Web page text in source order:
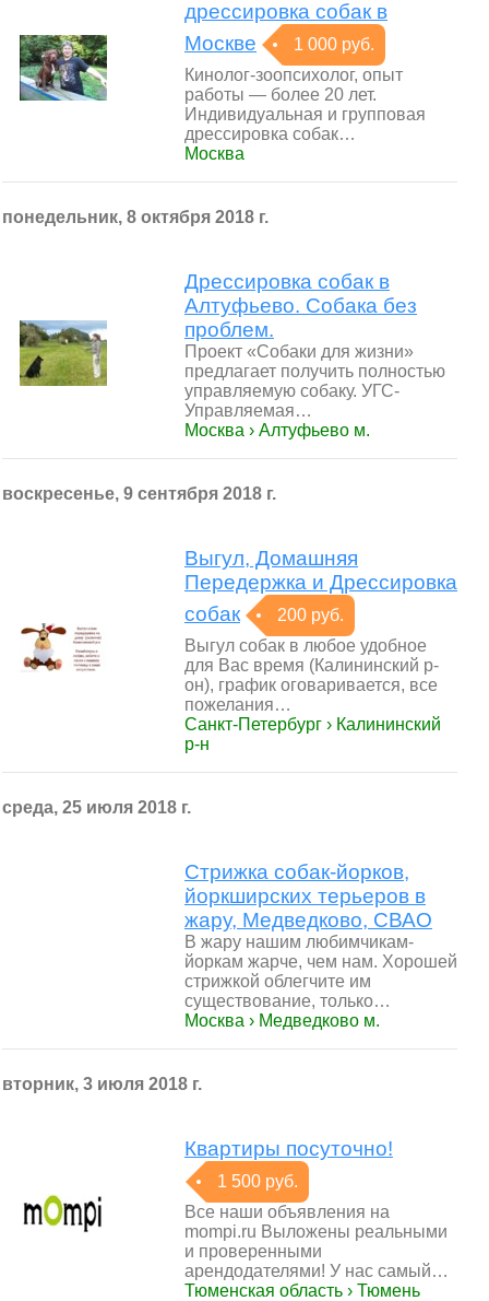
дрессировка собак в
Москве
1 000 руб.
Кинолог-зоопсихолог, опыт
работы — более 20 лет.
Индивидуальная и групповая
дрессировка собак…
Москва
понедельник, 8 октября 2018 г.
Дрессировка собак в
Алтуфьево. Собака без
проблем.
Проект «Собаки для жизни»
предлагает получить полностью
управляемую собаку. УГС-
Управляемая…
Москва › Алтуфьево м.
воскресенье, 9 сентября 2018 г.
Выгул, Домашняя
Передержка и Дрессировка
собак
200 руб.
Выгул собак в любое удобное
для Вас время (Калининский р-
он), график оговаривается, все
пожелания…
Санкт-Петербург › Калининский
р-н
среда, 25 июля 2018 г.
Стрижка собак-йорков,
йоркширских терьеров в
жару, Медведково, СВАО
В жару нашим любимчикам-
йоркам жарче, чем нам. Хорошей
стрижкой облегчите им
существование, только…
Москва › Медведково м.
вторник, 3 июля 2018 г.
Квартиры посуточно!
1 500 руб.
Все наши объявления на
mompi.ru Выложены реальными
и проверенными
арендодателями! У нас самый…
Тюменская область › Тюмень